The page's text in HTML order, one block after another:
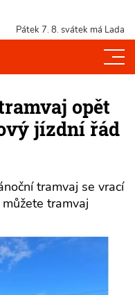
Pátek 7. 8. svátek má Lada
opět
jízdní řád
tramvaj se vrací
tramvaj